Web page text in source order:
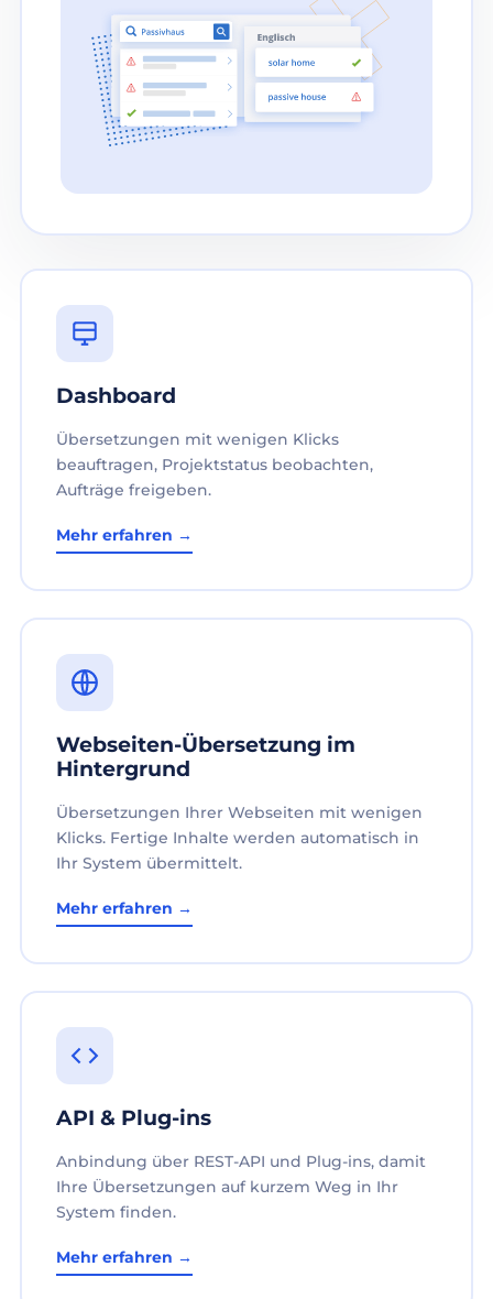
Dashboard
Übersetzungen mit wenigen Klicks
beauftragen, Projektstatus beobachten,
Aufträge freigeben.
Mehr erfahren →
Webseiten-Übersetzung im
Hintergrund
Übersetzungen Ihrer Webseiten mit wenigen
Klicks. Fertige Inhalte werden automatisch in
Ihr System übermittelt.
Mehr erfahren →
API & Plug-ins
Anbindung über REST-API und Plug-ins, damit
Ihre Übersetzungen auf kurzem Weg in Ihr
System finden.
Mehr erfahren →